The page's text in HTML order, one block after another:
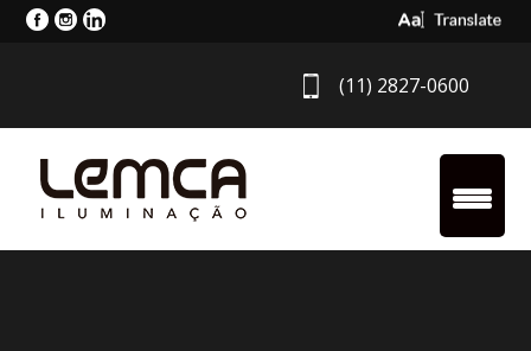
Select
(11) 2827-0600